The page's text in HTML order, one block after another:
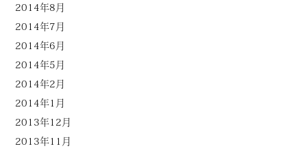
2014年8月
2014年7月
2014年6月
2014年5月
2014年2月
2014年1月
2013年12月
2013年11月